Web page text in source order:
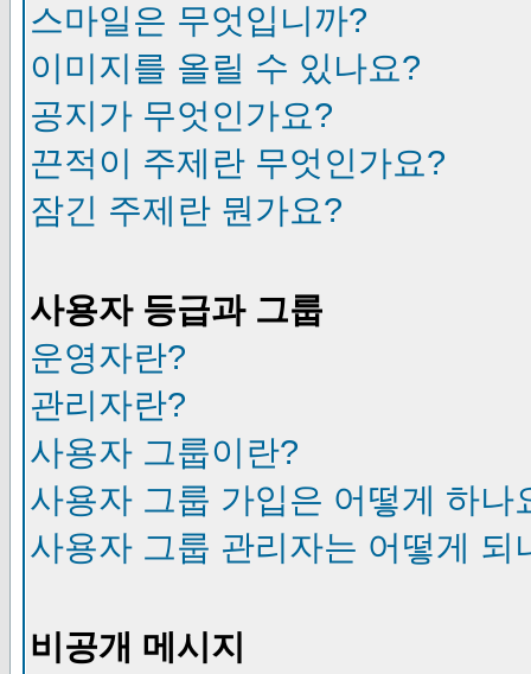
스마일은 무엇입니까?
이미지를 올릴 수 있나요?
공지가 무엇인가요?
끈적이 주제란 무엇인가요?
잠긴 주제란 뭔가요?
사용자 등급과 그룹
운영자란?
관리자란?
사용자 그룹이란?
사용자 그룹 가입은 어떻게 하나
사용자 그룹 관리자는 어떻게 되
비공개 메시지